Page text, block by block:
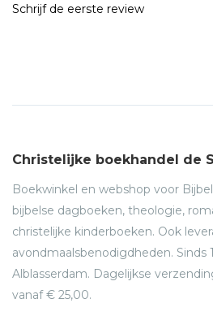
Schrijf de eerste review
Christelijke boekhandel de
Boekwinkel en webshop voor
bijbelse dagboeken, theologie,
christelijke kinderboeken. Ook
avondmaalsbenodigdheden. Sinds
Alblasserdam. Dagelijkse
vanaf € 25,00.